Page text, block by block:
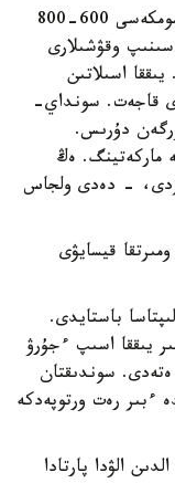
- باستاۋىش سىنىپ وقۋشىلارىنىڭ بوس سومكەسى 600-800
وقۋشىلارى
اسىلاتىن
بولۋى قاجەت. سونداي-
دۇرىس.
ماركەتينگ. ەڭ
- دەدى ولجاس
قيسايۋى
باستايدى.
يىققا اسىپ ءجۇرۋ
ەتەدى. سوندىقتان
ءبىر رەت ورتوپەدكە
الۋدا پارتادا